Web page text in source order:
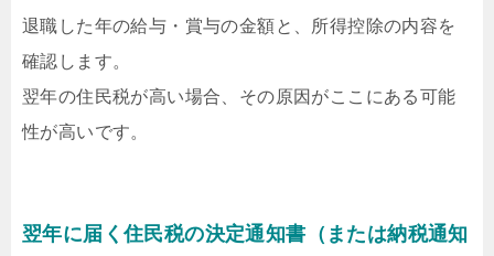
退職した年の給与・賞与の金額と、所得控除の内容を
確認します。
翌年の住民税が高い場合、その原因がここにある可能
性が高いです。
翌年に届く住民税の決定通知書（または納税通知